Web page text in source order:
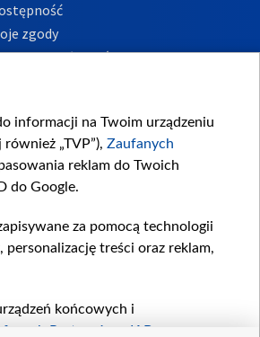
zgody
zgłoszeń
informacji na Twoim urządzeniu
„TVP”), Zaufanych
reklam do Twoich
do Google.
za pomocą technologii
treści oraz reklam,
końcowych i
Partnerów z IAB